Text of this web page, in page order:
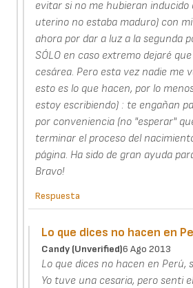
evitar si no me hubieran inducido
uterino no estaba maduro) con
ahora por dar a luz a la segunda
SÓLO en caso extremo dejaré
cesárea. Pero esta vez nadie me
esto es lo que hacen, por lo
estoy escribiendo) : te engañan
por conveniencia (no "esperar"
terminar el proceso del
página. Ha sido de gran ayuda
Bravo!
Respuesta
Lo que dices no hacen en
Candy (unverified)6 Ago 2013
Lo que dices no hacen en Perú,
Yo tuve una cesaria, pero senti